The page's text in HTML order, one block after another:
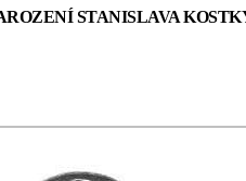
STANISLAVA